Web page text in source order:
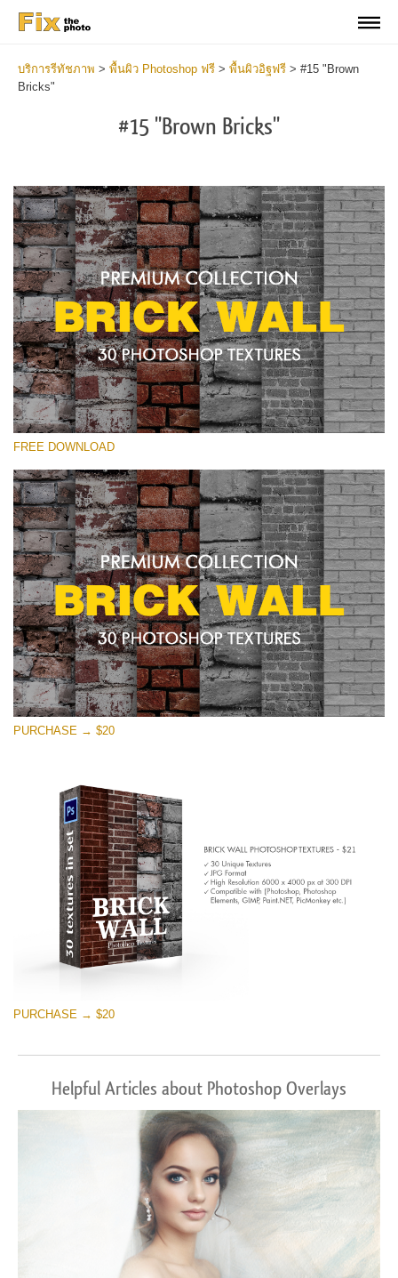
บริการรีทัชภาพ > พื้นผิว Photoshop ฟรี > พื้นผิวอิฐฟรี > #15 "Brown
Bricks"
#15 "Brown Bricks"
โปรดเลือก
Brick Wall
(30 Textures)
Large 6000*4000px
Entire Collection
(1783 Overlays)
Large 6000*4000px
ดาวน์โหลดฟรี
FREE DOWNLOAD
PURCHASE → $20
PURCHASE → $20
Helpful Articles about Photoshop Overlays